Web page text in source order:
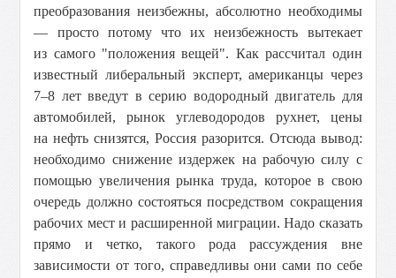
преобразования неизбежны, абсолютно необходимы
— просто потому что их неизбежность вытекает
из самого "положения вещей". Как рассчитал один
известный либеральный эксперт, американцы через
7–8 лет введут в серию водородный двигатель для
автомобилей, рынок углеводородов рухнет, цены
на нефть снизятся, Россия разорится. Отсюда вывод:
необходимо снижение издержек на рабочую силу с
помощью увеличения рынка труда, которое в свою
очередь должно состояться посредством сокращения
рабочих мест и расширенной миграции. Надо сказать
прямо и четко, такого рода рассуждения вне
зависимости от того, справедливы они сами по себе